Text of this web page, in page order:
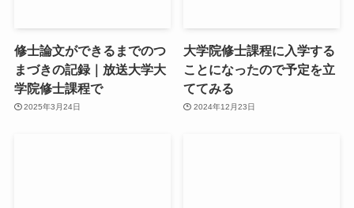
修士論文ができるまでのつ
まづきの記録｜放送大学大
学院修士課程で
2025年3月24日
大学院修士課程に入学する
ことになったので予定を立
ててみる
2024年12月23日